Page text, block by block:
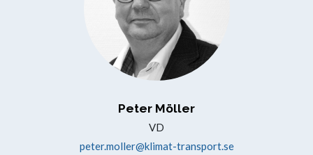
Peter Möller
VD
peter.moller@klimat-transport.se